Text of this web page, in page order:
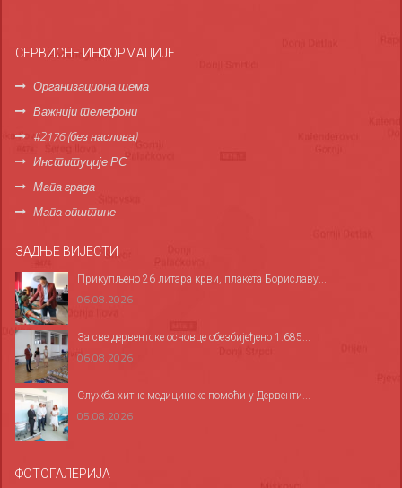
СЕРВИСНЕ ИНФОРМАЦИЈЕ
Организациона шема
Важнији телефони
#2176 (без наслова)
Институције РС
Мапа града
Мапа општине
ЗАДЊЕ ВИЈЕСТИ
Прикупљено 26 литара крви, плакета Бориславу...
06.08.2026
За све дервентске основце обезбијеђено 1.685...
06.08.2026
Служба хитне медицинске помоћи у Дервенти...
05.08.2026
ФОТОГАЛЕРИЈА